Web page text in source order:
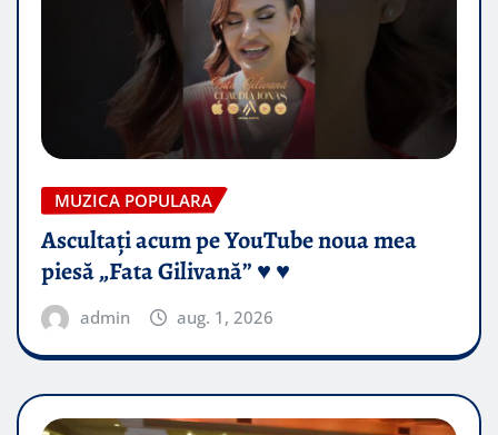
MUZICA POPULARA
Ascultați acum pe YouTube noua mea
piesă „Fata Gilivană” ♥️ ♥️
admin aug. 1, 2026